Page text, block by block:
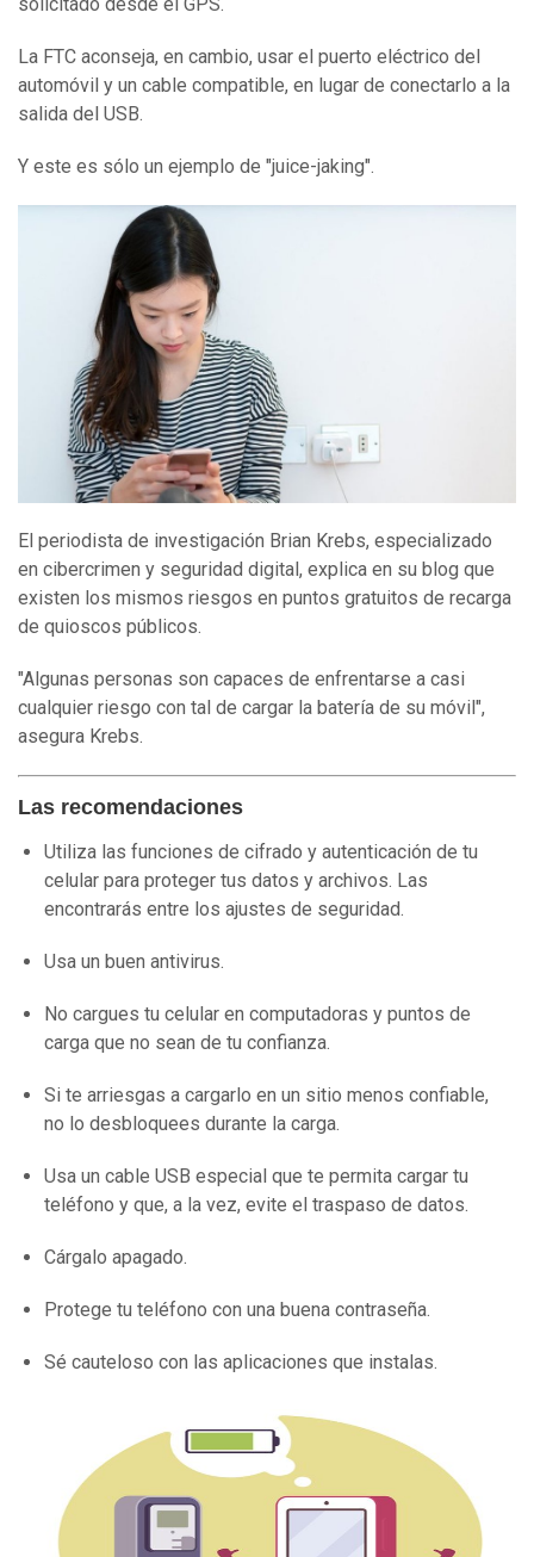
La FTC aconseja, en cambio, usar el puerto eléctrico del
automóvil y un cable compatible, en lugar de conectarlo a la
salida del USB.
Y este es sólo un ejemplo de "juice-jaking".
El periodista de investigación Brian Krebs, especializado
en cibercrimen y seguridad digital, explica en su blog que
existen los mismos riesgos en puntos gratuitos de recarga
de quioscos públicos.
"Algunas personas son capaces de enfrentarse a casi
cualquier riesgo con tal de cargar la batería de su móvil",
asegura Krebs.
Las recomendaciones
Utiliza las funciones de cifrado y autenticación de tu
celular para proteger tus datos y archivos. Las
encontrarás entre los ajustes de seguridad.
Usa un buen antivirus.
No cargues tu celular en computadoras y puntos de
carga que no sean de tu confianza.
Si te arriesgas a cargarlo en un sitio menos confiable,
no lo desbloquees durante la carga.
Usa un cable USB especial que te permita cargar tu
teléfono y que, a la vez, evite el traspaso de datos.
Cárgalo apagado.
Protege tu teléfono con una buena contraseña.
Sé cauteloso con las aplicaciones que instalas.